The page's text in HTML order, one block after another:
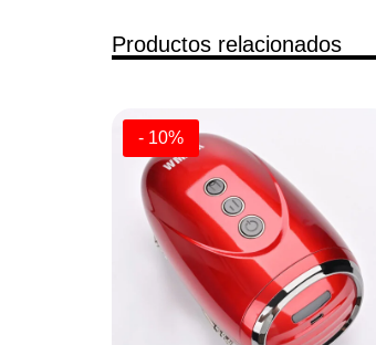
Productos relacionados
- 10%